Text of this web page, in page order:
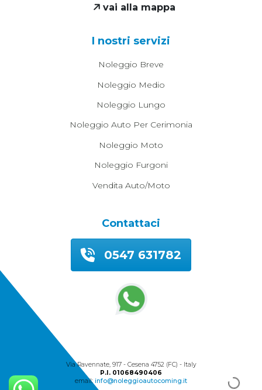
vai alla mappa
I nostri servizi
Noleggio Breve
Noleggio Medio
Noleggio Lungo
Noleggio Auto Per Cerimonia
Noleggio Moto
Noleggio Furgoni
Vendita Auto/moto
Contattaci
0547 631782
Via Ravennate, 917 - Cesena 4752 (FC) - Italy
P.I. 01068490406
email: info@noleggioautocoming.it